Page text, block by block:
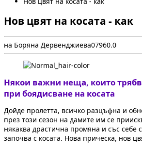
Нов цвят на косата - как
на Боряна Дервенджиева07960.0
Някои важни неща, които
при боядисване на косата
Дойде пролетта, всичко разцъфна и
през този сезон на дамите им се
някаква драстична промяна и със себе
започва с косата. Нова прическа, нов